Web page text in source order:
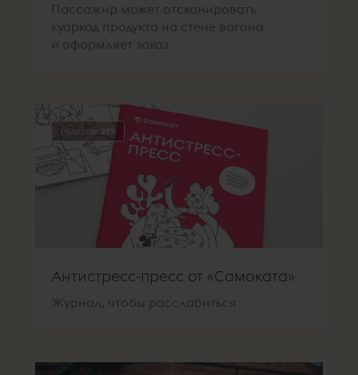
Пассажир может отсканировать
куаркод продукта на стене вагона
и оформляет заказ
голосов:
Антистресс-пресс от «Самоката»
Журнал, чтобы расслабиться